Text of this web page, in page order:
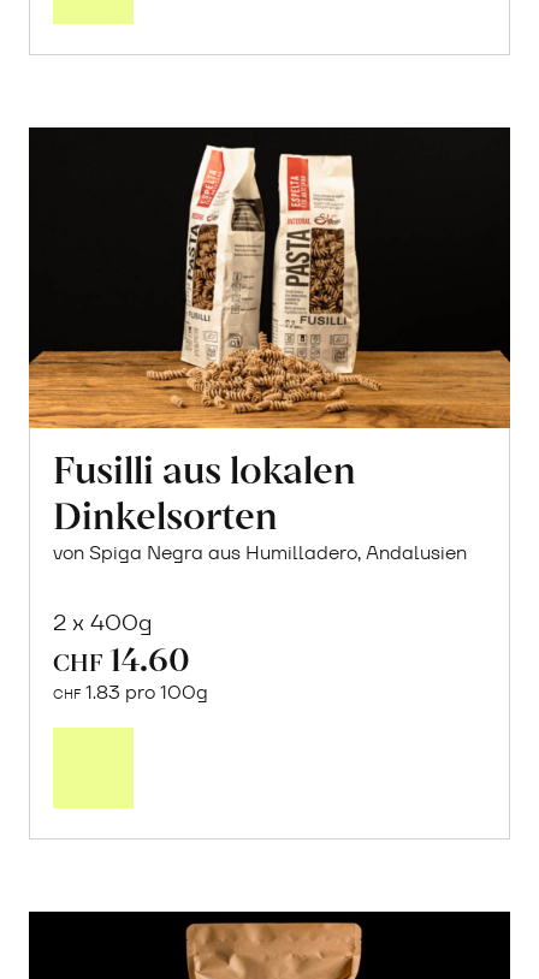
Fusilli aus lokalen
Dinkelsorten
von Spiga Negra aus Humilladero, Andalusien
2 x 400g
CHF 14.60
CHF 1.83 pro 100g